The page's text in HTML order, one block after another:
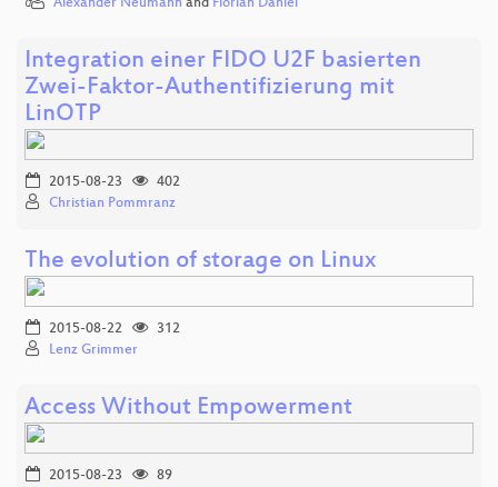
Alexander Neumann and Florian Daniel
Integration einer FIDO U2F basierten
Zwei-Faktor-Authentifizierung mit
LinOTP
2015-08-23
402
Christian Pommranz
The evolution of storage on Linux
2015-08-22
312
Lenz Grimmer
Access Without Empowerment
2015-08-23
89